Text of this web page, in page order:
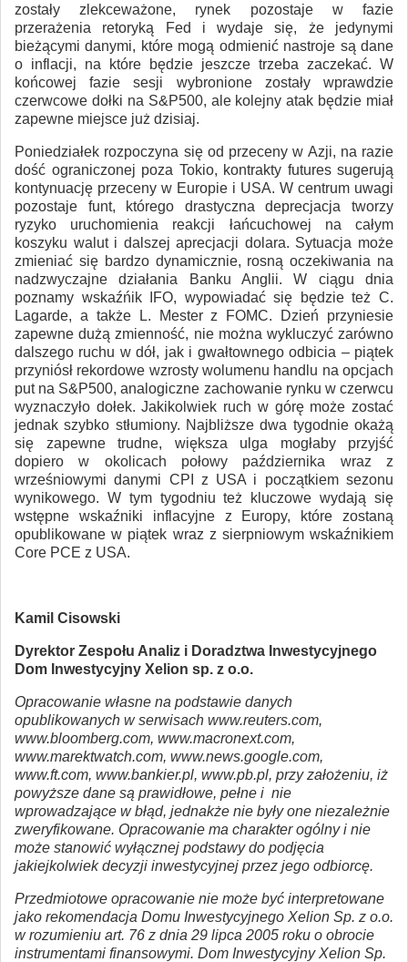
zostały zlekceważone, rynek pozostaje w fazie
przerażenia retoryką Fed i wydaje się, że jedynymi
bieżącymi danymi, które mogą odmienić nastroje są dane
o inflacji, na które będzie jeszcze trzeba zaczekać. W
końcowej fazie sesji wybronione zostały wprawdzie
czerwcowe dołki na S&P500, ale kolejny atak będzie miał
zapewne miejsce już dzisiaj.
Poniedziałek rozpoczyna się od przeceny w Azji, na razie
dość ograniczonej poza Tokio, kontrakty futures sugerują
kontynuację przeceny w Europie i USA. W centrum uwagi
pozostaje funt, którego drastyczna deprecjacja tworzy
ryzyko uruchomienia reakcji łańcuchowej na całym
koszyku walut i dalszej aprecjacji dolara. Sytuacja może
zmieniać się bardzo dynamicznie, rosną oczekiwania na
nadzwyczajne działania Banku Anglii. W ciągu dnia
poznamy wskaźńik IFO, wypowiadać się będzie też C.
Lagarde, a także L. Mester z FOMC. Dzień przyniesie
zapewne dużą zmienność, nie można wykluczyć zarówno
dalszego ruchu w dół, jak i gwałtownego odbicia – piątek
przyniósł rekordowe wzrosty wolumenu handlu na opcjach
put na S&P500, analogiczne zachowanie rynku w czerwcu
wyznaczyło dołek. Jakikolwiek ruch w górę może zostać
jednak szybko stłumiony. Najbliższe dwa tygodnie okażą
się zapewne trudne, większa ulga mogłaby przyjść
dopiero w okolicach połowy października wraz z
wrześniowymi danymi CPI z USA i początkiem sezonu
wynikowego. W tym tygodniu też kluczowe wydają się
wstępne wskaźniki inflacyjne z Europy, które zostaną
opublikowane w piątek wraz z sierpniowym wskaźnikiem
Core PCE z USA.
Kamil Cisowski
Dyrektor Zespołu Analiz i Doradztwa Inwestycyjnego
Dom Inwestycyjny Xelion sp. z o.o.
Opracowanie własne na podstawie danych
opublikowanych w serwisach www.reuters.com,
www.bloomberg.com, www.macronext.com,
www.marektwatch.com, www.news.google.com,
www.ft.com, www.bankier.pl, www.pb.pl, przy założeniu, iż
powyższe dane są prawidłowe, pełne i nie
wprowadzające w błąd, jednakże nie były one niezależnie
zweryfikowane. Opracowanie ma charakter ogólny i nie
może stanowić wyłącznej podstawy do podjęcia
jakiejkolwiek decyzji inwestycyjnej przez jego odbiorcę.
Przedmiotowe opracowanie nie może być interpretowane
jako rekomendacja Domu Inwestycyjnego Xelion Sp. z o.o.
w rozumieniu art. 76 z dnia 29 lipca 2005 roku o obrocie
instrumentami finansowymi. Dom Inwestycyjny Xelion Sp.